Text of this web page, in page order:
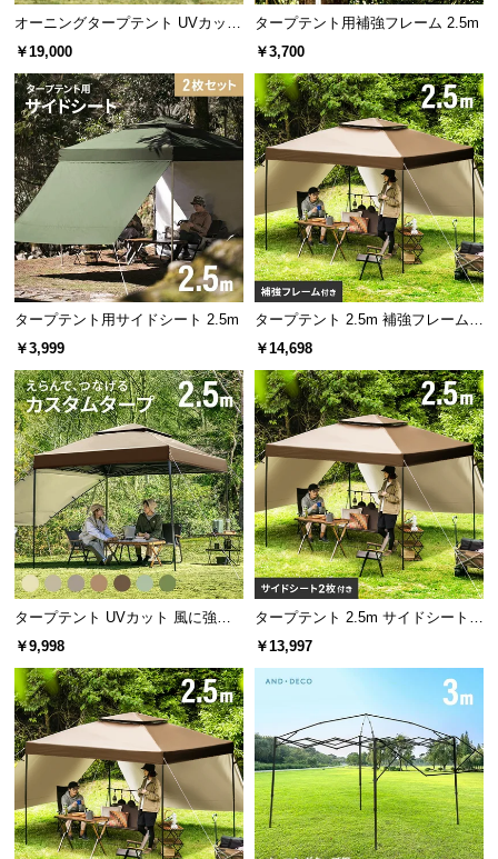
オーニングタープテント UVカット
風に強い 防水 新開発のブラックコ
￥19,000
タープテント用補強フレーム 2.5m
￥3,700
タープテント用サイドシート 2.5m
￥3,999
タープテント 2.5m 補強フレームセ
ット
￥14,698
タープテント UVカット 風に強い
防水 新開発のブラックコーティン
￥9,998
タープテント 2.5m サイドシート2
枚セット
￥13,997